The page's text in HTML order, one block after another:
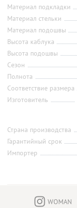
Материал подкладки
Материал стельки
Материал подошвы
Высота каблука
Высота подошвы
Сезон
Полнота
Соответствие размера
Изготовитель
Страна производства
Гарантийный срок
Импортер
WOMAN